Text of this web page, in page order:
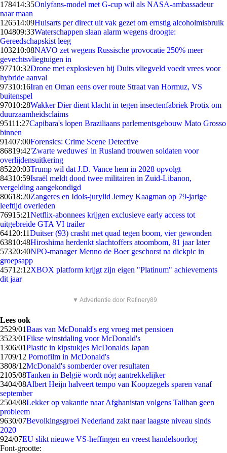
178414:35Onlyfans-model met G-cup wil als NASA-ambassadeur
naar maan
126514:09Huisarts per direct uit vak gezet om ernstig alcoholmisbruik
104809:33Waterschappen slaan alarm wegens droogte:
Gereedschapskist leeg
103210:08NAVO zet wegens Russische provocatie 250% meer
gevechtsvliegtuigen in
97710:32Drone met explosieven bij Duits vliegveld voedt vrees voor
hybride aanval
97310:16Iran en Oman eens over route Straat van Hormuz, VS
buitenspel
97010:28Wakker Dier dient klacht in tegen insectenfabriek Protix om
duurzaamheidsclaims
95111:27Capibara's lopen Braziliaans parlementsgebouw Mato Grosso
binnen
91407:00Forensics: Crime Scene Detective
86819:42'Zwarte weduwes' in Rusland trouwen soldaten voor
overlijdensuitkering
85220:03Trump wil dat J.D. Vance hem in 2028 opvolgt
84310:59Israël meldt dood twee militairen in Zuid-Libanon,
vergelding aangekondigd
80618:20Zangeres en Idols-jurylid Jerney Kaagman op 79-jarige
leeftijd overleden
76915:21Netflix-abonnees krijgen exclusieve early access tot
uitgebreide GTA VI trailer
641 20:11Duitser (93) crasht met quad tegen boom, vier gewonden
63810:48Hiroshima herdenkt slachtoffers atoombom, 81 jaar later
57320:40NPO-manager Menno de Boer geschorst na dickpic in
groepsapp
45712:12XBOX platform krijgt zijn eigen "Platinum" achievements
dit jaar
▼ Advertentie door Refinery89
Lees ook
2529/01Baas van McDonald's erg vroeg met pensioen
3523/01Fikse winstdaling voor McDonald's
1306/01Plastic in kipstukjes McDonalds Japan
1709/12 Pornofilm in McDonald's
3808/12McDonald's somberder over resultaten
2105/08Tanken in België wordt nóg aantrekkelijker
3404/08Albert Heijn halveert tempo van Koopzegels sparen vanaf
september
2504/08Lekker op vakantie naar Afghanistan volgens Taliban geen
probleem
9630/07Bevolkingsgroei Nederland zakt naar laagste niveau sinds
2020
924/07EU slikt nieuwe VS-heffingen en vreest handelsoorlog
Font-grootte: